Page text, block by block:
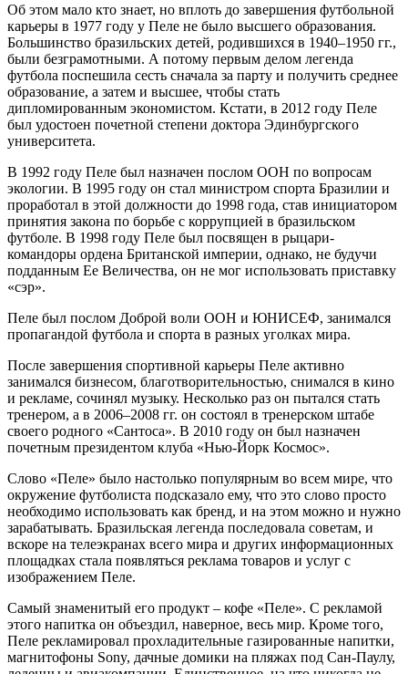
Об этом мало кто знает, но вплоть до завершения футбольной
карьеры в 1977 году у Пеле не было высшего образования.
Большинство бразильских детей, родившихся в 1940–1950 гг.,
были безграмотными. А потому первым делом легенда
футбола поспешила сесть сначала за парту и получить среднее
образование, а затем и высшее, чтобы стать
дипломированным экономистом. Кстати, в 2012 году Пеле
был удостоен почетной степени доктора Эдинбургского
университета.
В 1992 году Пеле был назначен послом ООН по вопросам
экологии. В 1995 году он стал министром спорта Бразилии и
проработал в этой должности до 1998 года, став инициатором
принятия закона по борьбе с коррупцией в бразильском
футболе. В 1998 году Пеле был посвящен в рыцари-
командоры ордена Британской империи, однако, не будучи
подданным Ее Величества, он не мог использовать приставку
«сэр».
Пеле был послом Доброй воли ООН и ЮНИСЕФ, занимался
пропагандой футбола и спорта в разных уголках мира.
После завершения спортивной карьеры Пеле активно
занимался бизнесом, благотворительностью, снимался в кино
и рекламе, сочинял музыку. Несколько раз он пытался стать
тренером, а в 2006–2008 гг. он состоял в тренерском штабе
своего родного «Сантоса». В 2010 году он был назначен
почетным президентом клуба «Нью-Йорк Космос».
Слово «Пеле» было настолько популярным во всем мире, что
окружение футболиста подсказало ему, что это слово просто
необходимо использовать как бренд, и на этом можно и нужно
зарабатывать. Бразильская легенда последовала советам, и
вскоре на телеэкранах всего мира и других информационных
площадках стала появляться реклама товаров и услуг с
изображением Пеле.
Самый знаменитый его продукт – кофе «Пеле». С рекламой
этого напитка он объездил, наверное, весь мир. Кроме того,
Пеле рекламировал прохладительные газированные напитки,
магнитофоны Sony, дачные домики на пляжах под Сан-Паулу,